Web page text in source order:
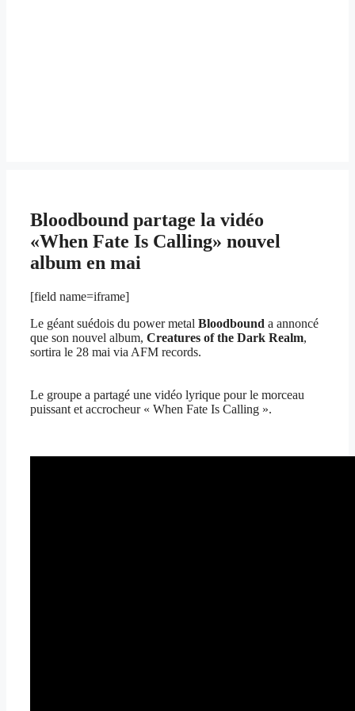
Bloodbound partage la vidéo
«When Fate Is Calling» nouvel
album en mai
[field name=iframe]
Le géant suédois du power metal Bloodbound a annoncé
que son nouvel album, Creatures of the Dark Realm,
sortira le 28 mai via AFM records.
Le groupe a partagé une vidéo lyrique pour le morceau
puissant et accrocheur « When Fate Is Calling ».